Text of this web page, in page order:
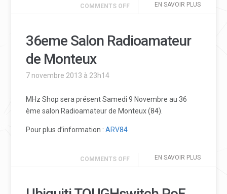
EN SAVOIR PLUS
COMMENTS OFF
36eme Salon Radioamateur
de Monteux
7 novembre 2013 à 23h14
MHz Shop sera présent Samedi 9 Novembre au 36
ème salon Radioamateur de Monteux (84).
Pour plus d’information :ARV84
EN SAVOIR PLUS
COMMENTS OFF